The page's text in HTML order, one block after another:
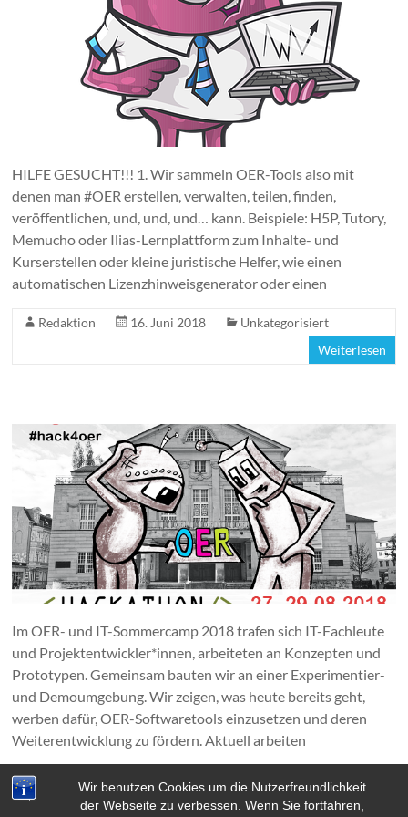
Wir benutzen Cookies um die Nutzerfreundlichkeit
der Webseite zu verbessen. Wenn Sie fortfahren,
HILFE GESUCHT!!! 1. Wir sammeln OER-Tools also mit
denen man #OER erstellen, verwalten, teilen, finden,
veröffentlichen, und, und, und… kann. Beispiele: H5P, Tutory,
Memucho oder Ilias-Lernplattform zum Inhalte- und
Kurserstellen oder kleine juristische Helfer, wie einen
automatischen Lizenzhinweisgenerator oder einen
Redaktion 16. Juni 2018
Unkategorisiert
Weiterlesen
Im OER- und IT-Sommercamp 2018 trafen sich IT-Fachleute
und Projektentwickler*innen, arbeiteten an Konzepten und
Prototypen. Gemeinsam bauten wir an einer Experimentier-
und Demoumgebung. Wir zeigen, was heute bereits geht,
werben dafür, OER-Softwaretools einzusetzen und deren
Weiterentwicklung zu fördern. Aktuell arbeiten
Redaktion
1. Juni 2018
Kooperationen,OER-Veranstaltungen Weiterlesen